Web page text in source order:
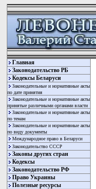
Главная
Законодательство РБ
Кодексы Беларуси
Законодательные и нормативные акты
по дате принятия
Законодательные и нормативные акты
принятые различными органами власти
Законодательные и нормативные акты
по темам
Законодательные и нормативные акты
по виду документы
Международное право в Беларуси
Законодательство СССР
Законы других стран
Кодексы
Законодательство РФ
Право Украины
Полезные ресурсы